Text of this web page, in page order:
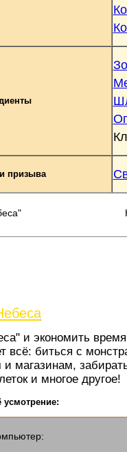
призыва
и экономить
всё: биться с
магазинам,
и многое другое!
усмотрение: